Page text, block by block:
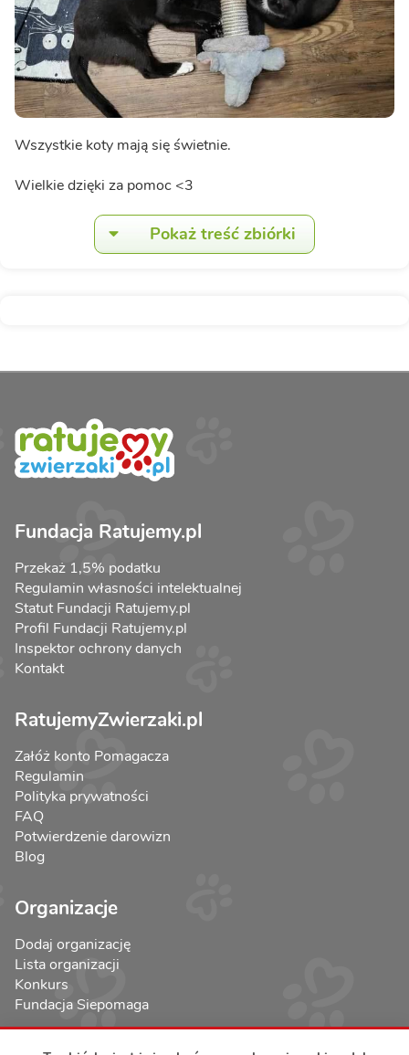
Wszystkie koty mają się świetnie.
Wielkie dzięki za pomoc <3
Pokaż treść zbiórki
Fundacja Ratujemy.pl
Przekaż 1,5% podatku
Regulamin własności intelektualnej
Statut Fundacji Ratujemy.pl
Profil Fundacji Ratujemy.pl
Inspektor ochrony danych
Kontakt
RatujemyZwierzaki.pl
Załóż konto Pomagacza
Regulamin
Polityka prywatności
FAQ
Potwierdzenie darowizn
Blog
Organizacje
Dodaj organizację
Lista organizacji
Konkurs
Fundacja Siepomaga